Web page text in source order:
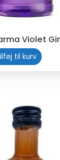
Violet
til kurv